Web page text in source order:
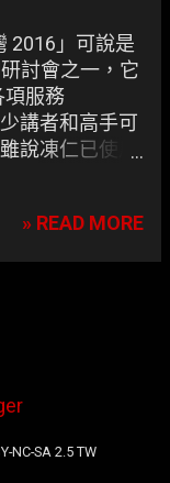
2016」可說是
討會之一，它
項服務
講者和高手可
說凍仁已使用
您在 03 月 15
小企業的業務
— AWS
» READ MORE
NC-SA 2.5 TW